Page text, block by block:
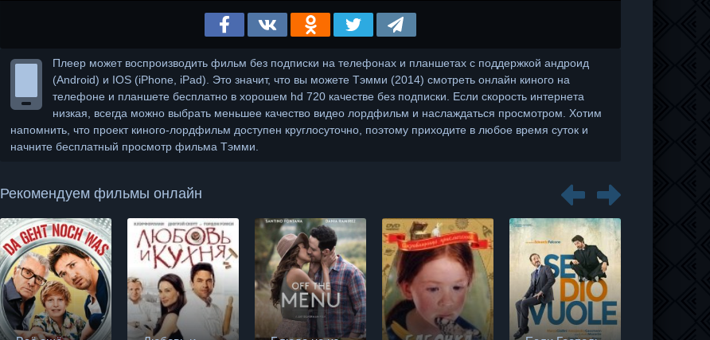
Плеер может воспроизводить фильм без подписки на телефонах и планшетах с поддержкой андроид
(Android) и IOS (iPhone, iPad). Это значит, что вы можете Тэмми (2014) смотреть онлайн киного на
телефоне и планшете бесплатно в хорошем hd 720 качестве без подписки. Если скорость интернета
низкая, всегда можно выбрать меньшее качество видео лордфильм и наслаждаться просмотром. Хотим
напомнить, что проект киного-лордфильм доступен круглосуточно, поэтому приходите в любое время суток и
начните бесплатный просмотр фильма Тэмми.
Рекомендуем фильмы онлайн